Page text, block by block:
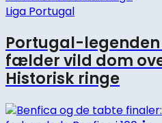
Liga Portugal
Portugal-legenden
fælder vild dom
Historisk ringe